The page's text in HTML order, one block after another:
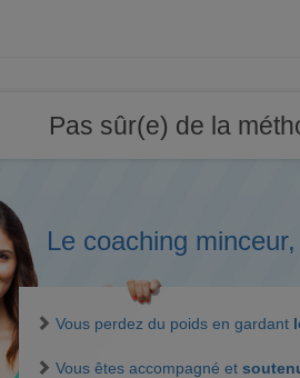
Pas sûr(e) de la
Le coaching
Vous perdez du poids en gardant
Vous êtes accompagné et